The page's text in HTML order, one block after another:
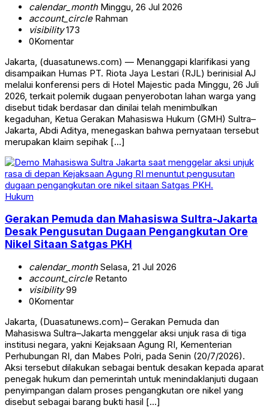
calendar_monthMinggu, 26 Jul 2026
account_circleRahman
visibility173
0Komentar
Jakarta, (duasatunews.com) — Menanggapi klarifikasi yang
disampaikan Humas PT. Riota Jaya Lestari (RJL) berinisial AJ
melalui konferensi pers di Hotel Majestic pada Minggu, 26 Juli
2026, terkait polemik dugaan penyerobotan lahan warga yang
disebut tidak berdasar dan dinilai telah menimbulkan
kegaduhan, Ketua Gerakan Mahasiswa Hukum (GMH) Sultra–
Jakarta, Abdi Aditya, menegaskan bahwa pernyataan tersebut
merupakan klaim sepihak […]
Hukum
Gerakan Pemuda dan Mahasiswa Sultra-Jakarta
Desak Pengusutan Dugaan Pengangkutan Ore
Nikel Sitaan Satgas PKH
calendar_monthSelasa, 21 Jul 2026
account_circleRetanto
visibility99
0Komentar
Jakarta, (Duasatunews.com)– Gerakan Pemuda dan
Mahasiswa Sultra–Jakarta menggelar aksi unjuk rasa di tiga
institusi negara, yakni Kejaksaan Agung RI, Kementerian
Perhubungan RI, dan Mabes Polri, pada Senin (20/7/2026).
Aksi tersebut dilakukan sebagai bentuk desakan kepada aparat
penegak hukum dan pemerintah untuk menindaklanjuti dugaan
penyimpangan dalam proses pengangkutan ore nikel yang
disebut sebagai barang bukti hasil […]